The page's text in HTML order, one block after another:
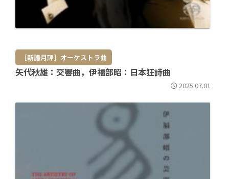
［新譜月評］オーケストラ曲
矢代秋雄：交響曲，伊福部昭：日本狂詩曲
2025.07.01